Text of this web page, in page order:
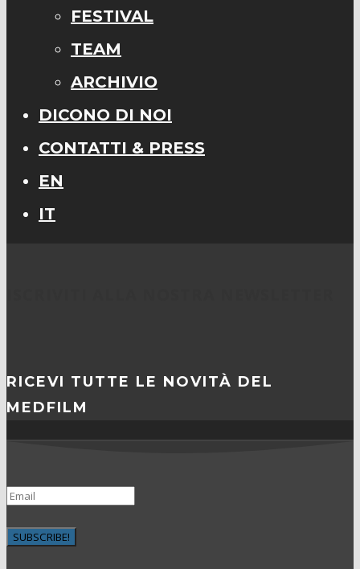
FESTIVAL
TEAM
ARCHIVIO
DICONO DI NOI
CONTATTI & PRESS
EN
IT
RICEVI TUTTE LE NOVITÀ DEL
MEDFILM
SUBSCRIBE!